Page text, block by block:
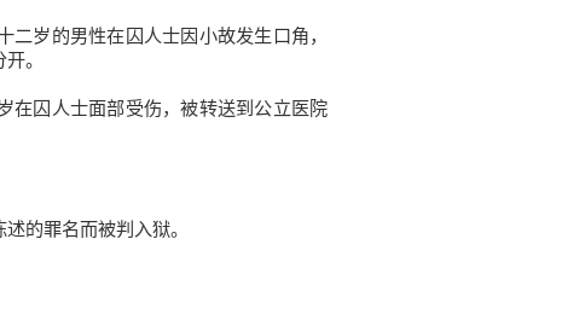
岁的男性在囚人士因小故发生口角，
。
囚人士面部受伤，被转送到公立医院
的罪名而被判入狱。